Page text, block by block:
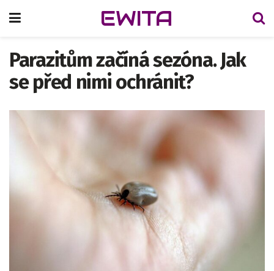
EWITA
Parazitům začíná sezóna. Jak
se před nimi ochránit?